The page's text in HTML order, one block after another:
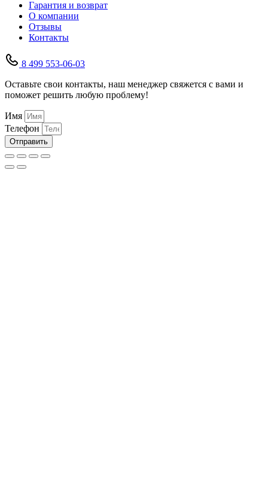
Гарантия и возврат
О компании
Отзывы
Контакты
8 499 553-06-03
Оставьте свои контакты, наш менеджер свяжется с вами и
поможет решить любую проблему!
Имя
Телефон
Отправить